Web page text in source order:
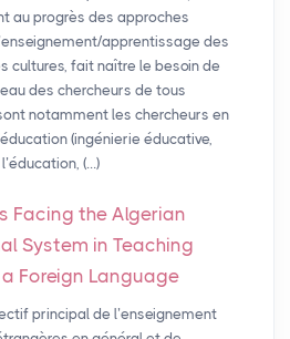
au progrès des approches
apprentissage des
cultures, fait naître le besoin de
des chercheurs de tous
notamment les chercheurs en
(ingénierie éducative,
(…)
Facing the Algerian
System in Teaching
Foreign Language
principal de l’enseignement